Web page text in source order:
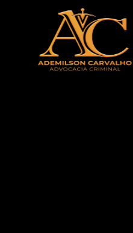
conteúdo